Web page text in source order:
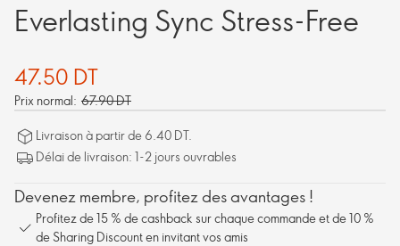
Everlasting Sync Stress-Free
47.50 DT
Prix normal: 67.90 DT
Livraison à partir de 6.40 DT.
Délai de livraison: 1-2 jours ouvrables
Devenez membre, profitez des avantages !
Profitez de 15 % de cashback sur chaque commande et de 10 %
de Sharing Discount en invitant vos amis